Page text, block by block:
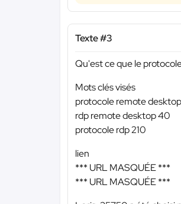
Texte #3
Qu'est ce que le
Mots clés visés
protocole remote
rdp remote desktop 40
protocole rdp 210
lien
*** URL MASQUÉE ***
*** URL MASQUÉE ***